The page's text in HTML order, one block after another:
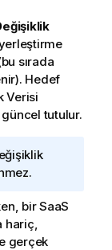
sırada
Hedef
Verisi
tutulur.
bir SaaS
hariç,
gerçek